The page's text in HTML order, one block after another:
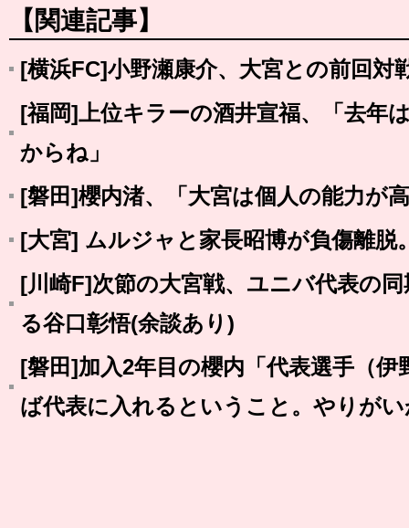
【関連記事】
[横浜FC]小野瀬康介、大宮との前回対
[福岡]上位キラーの酒井宣福、「去年
からね」
[磐田]櫻内渚、「大宮は個人の能力が
[大宮] ムルジャと家長昭博が負傷離脱
[川崎F]次節の大宮戦、ユニバ代表の
る谷口彰悟(余談あり)
[磐田]加入2年目の櫻内「代表選手（
ば代表に入れるということ。やりが